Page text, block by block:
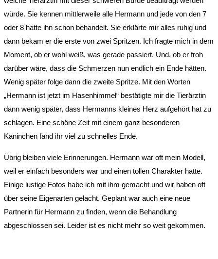
würde. Sie kennen mittlerweile alle Hermann und jede von den 7
oder 8 hatte ihn schon behandelt. Sie erklärte mir alles ruhig und
dann bekam er die erste von zwei Spritzen. Ich fragte mich in dem
Moment, ob er wohl weiß, was gerade passiert. Und, ob er froh
darüber wäre, dass die Schmerzen nun endlich ein Ende hätten.
Wenig später folge dann die zweite Spritze. Mit den Worten
„Hermann ist jetzt im Hasenhimmel“ bestätigte mir die Tierärztin
dann wenig später, dass Hermanns kleines Herz aufgehört hat zu
schlagen. Eine schöne Zeit mit einem ganz besonderen
Kaninchen fand ihr viel zu schnelles Ende.
Übrig bleiben viele Erinnerungen. Hermann war oft mein Modell,
weil er einfach besonders war und einen tollen Charakter hatte.
Einige lustige Fotos habe ich mit ihm gemacht und wir haben oft
über seine Eigenarten gelacht. Geplant war auch eine neue
Partnerin für Hermann zu finden, wenn die Behandlung
abgeschlossen sei. Leider ist es nicht mehr so weit gekommen.